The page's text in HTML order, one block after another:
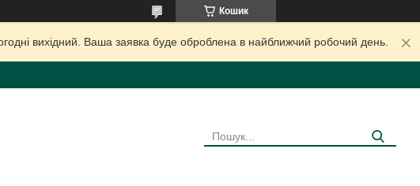
Кошик
вихідний. Ваша заявка буде оброблена в найближчий робочий день.